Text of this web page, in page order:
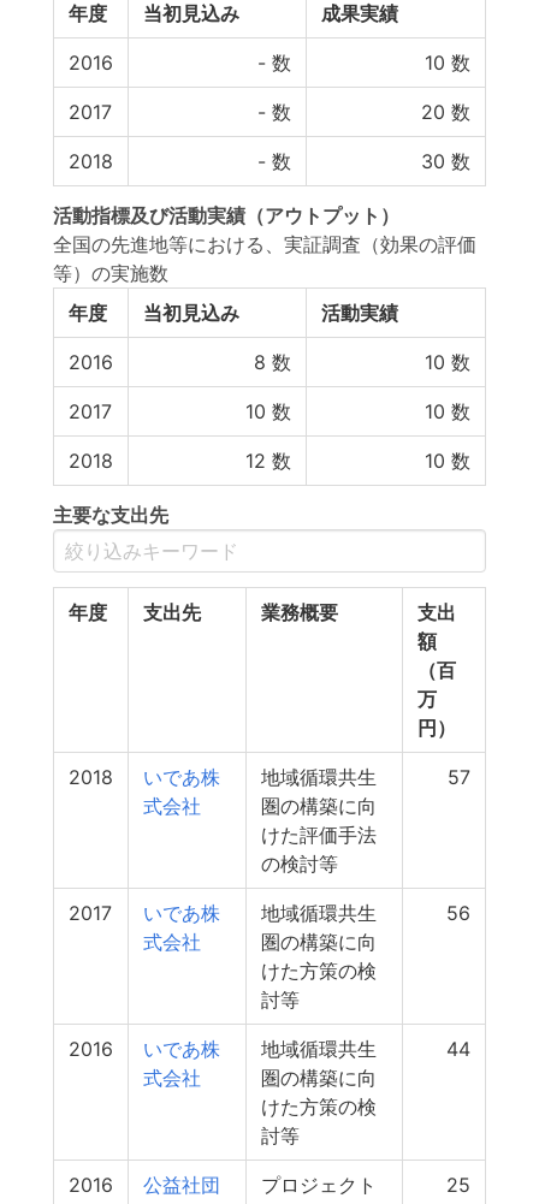
年度
当初見込み 成果実績
2016 - 数 10 数
2017 - 数 20 数
2018 - 数 30 数
活動指標及び活動実績 （アウトプット）
全国の先進地等における、実証調査（効果の評価
等）の実施数
年度
当初見込み 活動実績
2016 8 数 10 数
2017 10 数 10 数
2018 12 数 10 数
主要な支出先
年度 支出先 業務概要
支出
額
（百
万
円）
2018
いであ株
式会社
地域循環共生
圏の構築に向
けた評価手法
の検討等
57
2017
いであ株
式会社
地域循環共生
圏の構築に向
けた方策の検
討等
56
2016
いであ株
式会社
地域循環共生
圏の構築に向
けた方策の検
討等
44
2016
公益社団
プロジェクト
25